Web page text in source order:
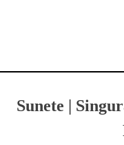
Sunete |